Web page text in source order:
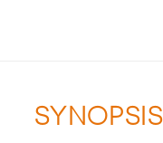
SYNOPSIS